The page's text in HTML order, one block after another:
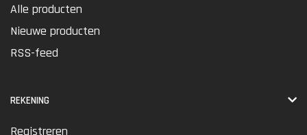
Alle producten
Nieuwe producten
RSS-feed
REKENING
Registreren